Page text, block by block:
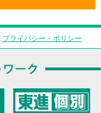
プライバシー・ポリシー